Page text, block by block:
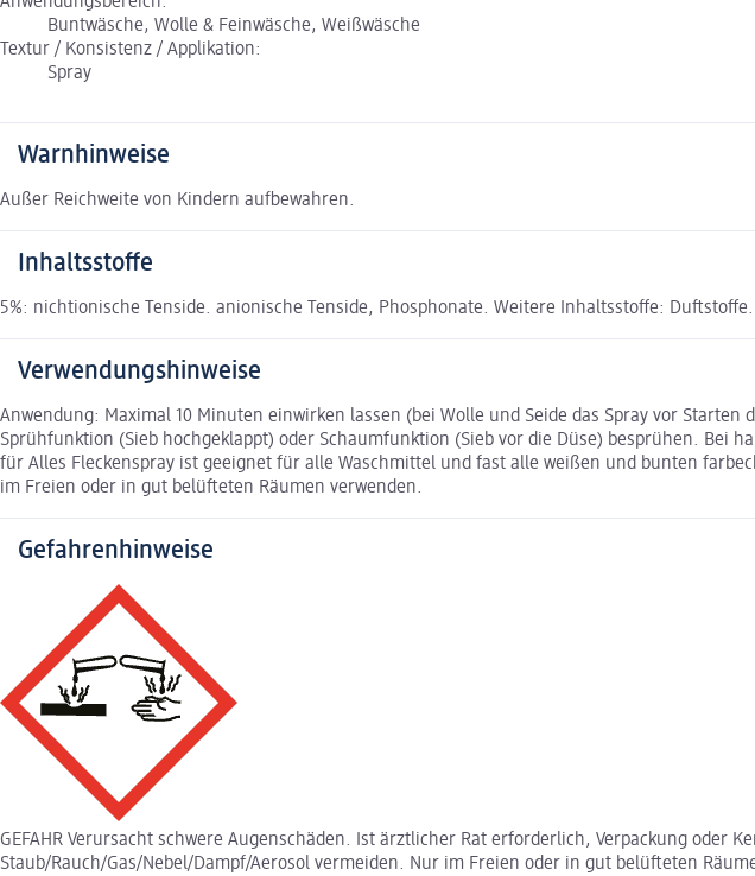
Buntwäsche, Wolle & Feinwäsche, Weißwäsche
Textur / Konsistenz / Applikation:
Spray
Warnhinweise
Außer Reichweite von Kindern aufbewahren.
Inhaltsstoffe
5%: nichtionische Tenside. anionische Tenside, Phosphonate. Weitere Inhaltsstoffe: Duftstoffe.
Verwendungshinweise
Anwendung: Maximal 10 Minuten einwirken lassen (bei Wolle und Seide das Spray vor
Sprühfunktion (Sieb hochgeklappt) oder Schaumfunktion (Sieb vor die Düse) besprühen. Bei
für Alles Fleckenspray ist geeignet für alle Waschmittel und fast alle weißen und bunten
im Freien oder in gut belüfteten Räumen verwenden.
Gefahrenhinweise
GEFAHR Verursacht schwere Augenschäden. Ist ärztlicher Rat erforderlich, Verpackung
Staub/Rauch/Gas/Nebel/Dampf/Aerosol vermeiden. Nur im Freien oder in gut belüfteten